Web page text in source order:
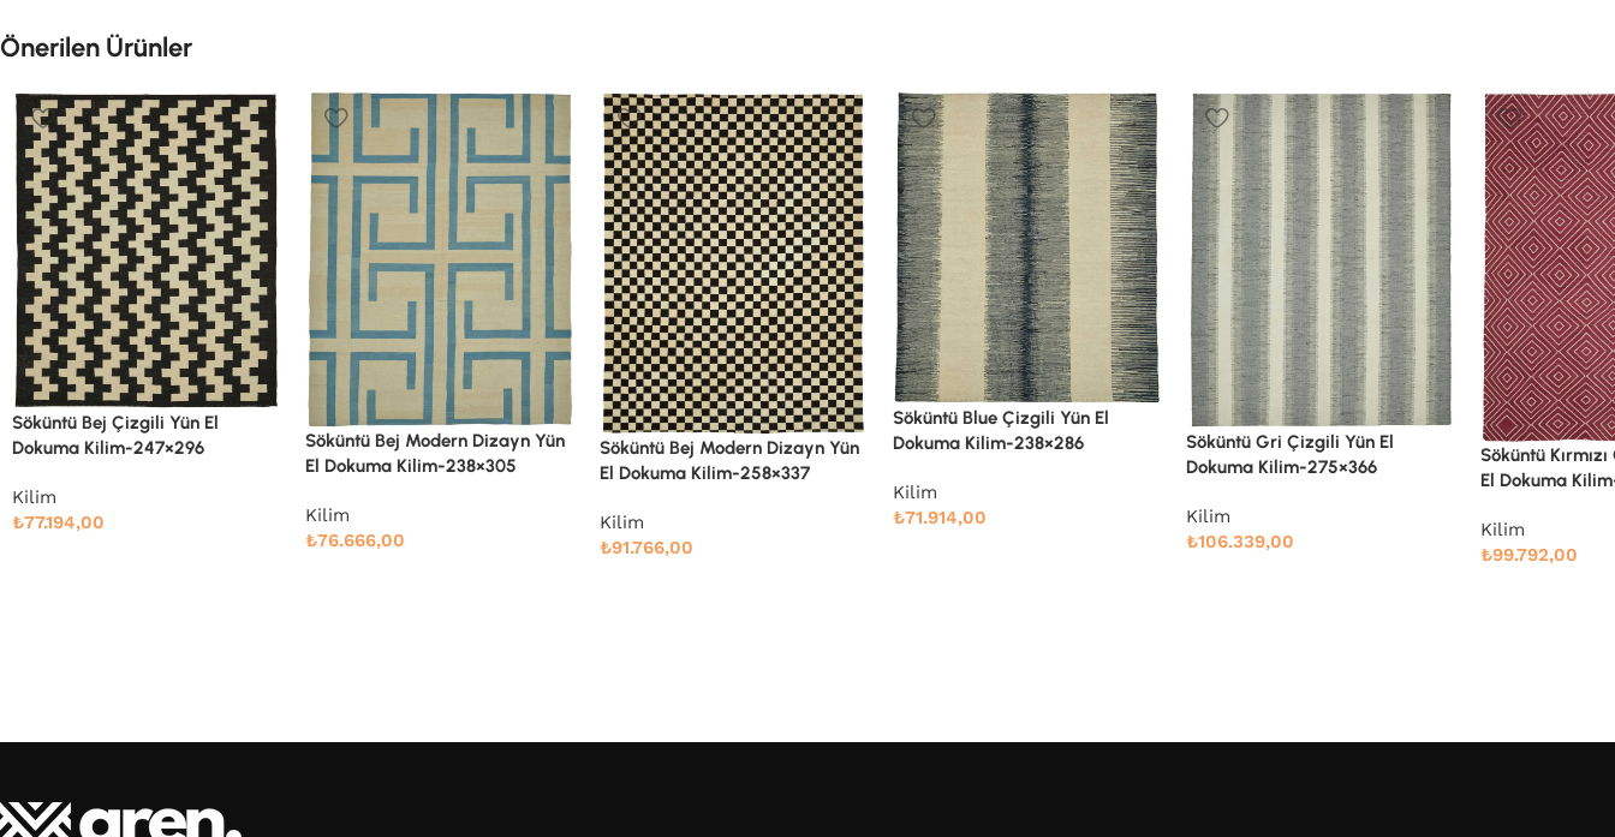
Önerilen Ürünler
Söküntü Bej Modern Dizayn Yün
Kilim
Söküntü Bej Modern Dizayn Yün
El Dokuma Kilim-258×337
Kilim
₺91.766,00
Söküntü Blue Çizgili Yün El
Dokuma Kilim-238×286
₺71.914,00
Söküntü Gri Çizgili Yün El
Kilim
Söküntü Kırmızı Geometrik Yün
El Dokuma Kilim-270×350
Kilim
₺ 99.792,00
Söküntü Mavi
Dokuma Kilim-
Kilim
₺94.723,00